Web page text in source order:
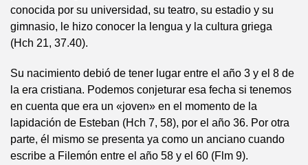
conocida por su universidad, su teatro, su estadio y su
gimnasio, le hizo conocer la lengua y la cultura griega
(Hch 21, 37.40).
Su nacimiento debió de tener lugar entre el año 3 y el 8 de
la era cristiana. Podemos conjeturar esa fecha si tenemos
en cuenta que era un «joven» en el momento de la
lapidación de Esteban (Hch 7, 58), por el año 36. Por otra
parte, él mismo se presenta ya como un anciano cuando
escribe a Filemón entre el año 58 y el 60 (Flm 9).